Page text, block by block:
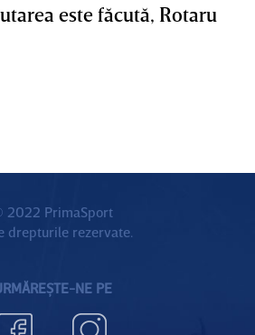
este făcută, Rotaru
2022 PrimaSport
drepturile rezervate.
NE PE